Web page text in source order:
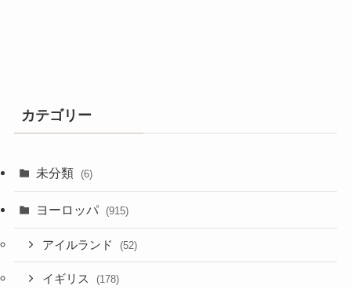
カテゴリー
未分類 (6)
ヨーロッパ (915)
アイルランド (52)
イギリス (178)